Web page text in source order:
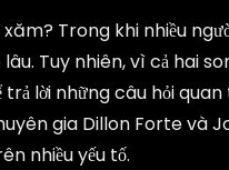
Trong khi nhiều
Tuy nhiên, vì cả hai
lời những câu hỏi
gia Dillon Forte và
nhiều yếu tố.